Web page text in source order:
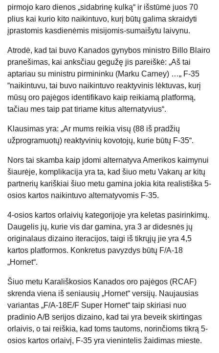
pirmojo karo dienos „sidabrinę kulką“ ir išstūmė juos 70
plius kai kurio kito naikintuvo, kurį būtų galima skraidyti
įprastomis kasdienėmis misijomis-sumaišytu laivynu.
Atrodė, kad tai buvo Kanados gynybos ministro Billo Blairo
pranešimas, kai anksčiau gegužę jis pareiškė: „Aš tai
aptariau su ministru pirmininku (Marku Carney) …„ F-35
“naikintuvu, tai buvo naikintuvo reaktyvinis lėktuvas, kurį
mūsų oro pajėgos identifikavo kaip reikiamą platformą,
tačiau mes taip pat tiriame kitus alternatyvius“.
Klausimas yra: „Ar mums reikia visų (88 iš pradžių
užprogramuotų) reaktyvinių kovotojų, kurie būtų F-35“.
Nors tai skamba kaip įdomi alternatyva Amerikos kaimynui
šiaurėje, komplikacija yra ta, kad šiuo metu Vakarų ar kitų
partnerių kariškiai šiuo metu gamina jokia kita realistiška 5-
osios kartos naikintuvo alternatyvomis F-35.
4-osios kartos orlaivių kategorijoje yra keletas pasirinkimų.
Daugelis jų, kurie vis dar gamina, yra 3 ar didesnės jų
originalaus dizaino iteracijos, taigi iš tikrųjų jie yra 4,5
kartos platformos. Konkretus pavyzdys būtų F/A-18
„Hornet“.
Šiuo metu Karališkosios Kanados oro pajėgos (RCAF)
skrenda viena iš seniausių „Hornet“ versijų. Naujausias
variantas „F/A-18E/F Super Hornet“ taip skiriasi nuo
pradinio A/B serijos dizaino, kad tai yra beveik skirtingas
orlaivis, o tai reiškia, kad toms tautoms, norinčioms tikrą 5-
osios kartos orlaivį, F-35 yra vienintelis žaidimas mieste.